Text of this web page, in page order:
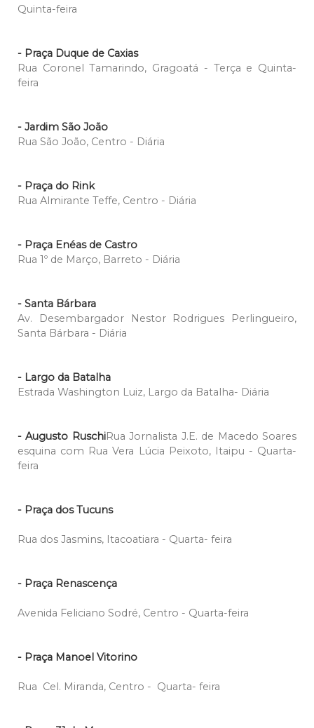
Quinta-feira
- Praça Duque de Caxias
Rua Coronel Tamarindo, Gragoatá - Terça e Quinta-
feira
- Jardim São João
Rua São João, Centro - Diária
- Praça do Rink
Rua Almirante Teffe, Centro - Diária
- Praça Enéas de Castro
Rua 1º de Março, Barreto - Diária
- Santa Bárbara
Av. Desembargador Nestor Rodrigues Perlingueiro,
Santa Bárbara - Diária
- Largo da Batalha
Estrada Washington Luiz, Largo da Batalha- Diária
- Augusto RuschiRua Jornalista J.E. de Macedo Soares
esquina com Rua Vera Lúcia Peixoto, Itaipu - Quarta-
feira
- Praça dos Tucuns
Rua dos Jasmins, Itacoatiara - Quarta- feira
- Praça Renascença
Avenida Feliciano Sodré, Centro - Quarta-feira
- Praça Manoel Vitorino
Rua Cel. Miranda, Centro - Quarta- feira